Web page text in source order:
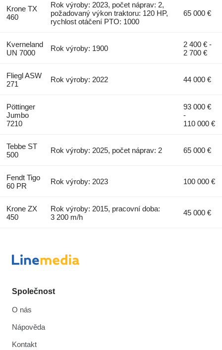
Krone TX
460
Rok výroby: 2023, počet náprav: 2,
požadovaný výkon traktoru: 120 HP,
rychlost otáčení PTO: 1000
65 000 €
Kverneland
UN 7000
Rok výroby: 1900
2 400 € -
2 700 €
Fliegl ASW
271
Rok výroby: 2022 44 000 €
Pöttinger
Jumbo
7210
93 000 €
-
110 000 €
Tebbe ST
500
Rok výroby: 2025, počet náprav: 2 65 000 €
Fendt Tigo
60 PR
Rok výroby: 2023 100 000 €
Krone ZX
450
Rok výroby: 2015, pracovní doba:
3 200 m/h
45 000 €
Společnost
O nás
Nápověda
Kontakt